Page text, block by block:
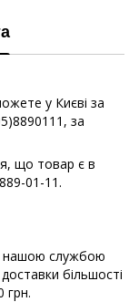
у Києві за
за
що товар є в
01-11.
нашою службою
більшості
грн.